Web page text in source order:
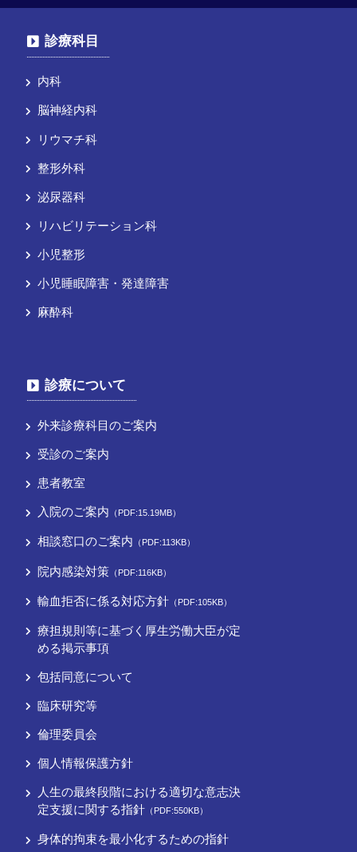
診療科目
内科
脳神経内科
リウマチ科
整形外科
泌尿器科
リハビリテーション科
小児整形
小児睡眠障害・発達障害
麻酔科
診療について
外来診療科目のご案内
受診のご案内
患者教室
入院のご案内 （PDF:15.19MB）
相談窓口のご案内 （PDF:113KB）
院内感染対策 （PDF:116KB）
輸血拒否に係る対応方針 （PDF:105KB）
療担規則等に基づく厚⽣労働⼤⾂が定
める掲⽰事項
包括同意について
臨床研究等
倫理委員会
個人情報保護方針
人生の最終段階における適切な意志決
定支援に関する指針 （PDF:550KB）
身体的拘束を最小化するための指針